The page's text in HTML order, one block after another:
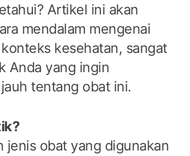
Artikel ini akan
mendalam mengenai
kesehatan, sangat
Anda yang ingin
tentang obat ini.
jenis obat yang digunakan